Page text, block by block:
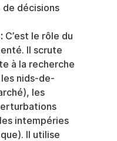
de décisions
C’est le rôle du
Il scrute
à la recherche
nids-de-
les
intempéries
Il utilise